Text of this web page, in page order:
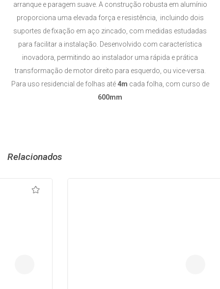
arranque e paragem suave. A construção robusta em alumínio
proporciona uma elevada força e resistência, incluindo dois
suportes de fixação em aço zincado, com medidas estudadas
para facilitar a instalação. Desenvolvido com característica
inovadora, permitindo ao instalador uma rápida e prática
transformação de motor direito para esquerdo, ou vice-versa.
Para uso residencial de folhas até 4m cada folha, com curso de
600mm
Relacionados